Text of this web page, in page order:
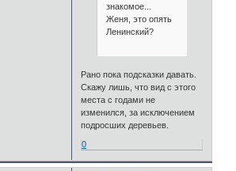
знакомое...
Женя, это опять
Ленинский?
Рано пока подсказки давать.
Скажу лишь, что вид с этого
места с годами не
изменился, за исключением
подросших деревьев.
0